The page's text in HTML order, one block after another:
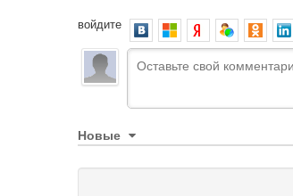
войдите
Новые